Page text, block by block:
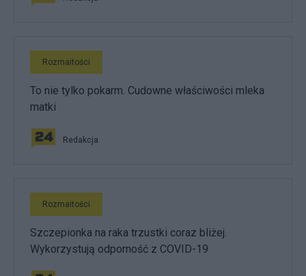
Rozmaitości
To nie tylko pokarm. Cudowne właściwości mleka
matki
Redakcja
Rozmaitości
Szczepionka na raka trzustki coraz bliżej.
Wykorzystują odporność z COVID-19